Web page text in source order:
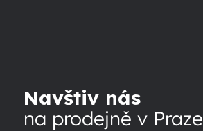
Navštiv nás
na prodejně v Praze